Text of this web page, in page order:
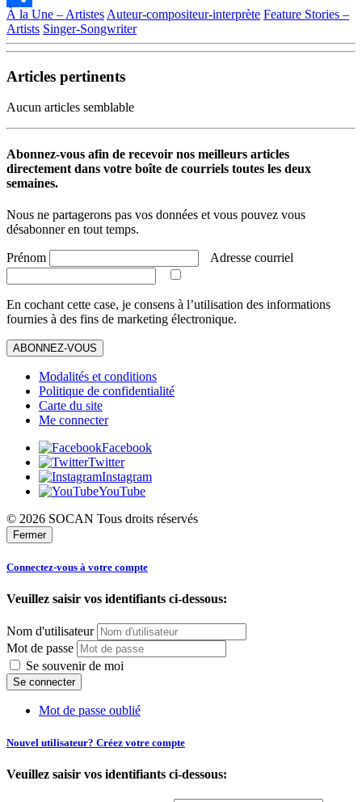
Partager
À la Une – Artistes Auteur-compositeur-interprète Feature Stories –
Artists Singer-Songwriter
Articles pertinents
Aucun articles semblable
Abonnez-vous afin de recevoir nos meilleurs articles
directement dans votre boîte de courriels toutes les deux
semaines.
Nous ne partagerons pas vos données et vous pouvez vous
désabonner en tout temps.
Prénom Adresse courriel
En cochant cette case, je consens à l’utilisation des informations
fournies à des fins de marketing électronique.
ABONNEZ-VOUS
Modalités et conditions
Politique de confidentialité
Carte du site
Me connecter
Facebook
Twitter
Instagram
YouTube
© 2026 SOCAN Tous droits réservés
Fermer
Connectez-vous à votre compte
Veuillez saisir vos identifiants ci-dessous:
Nom d'utilisateur
Mot de passe
Se souvenir de moi
Mot de passe oublié
Nouvel utilisateur? Créez votre compte
Veuillez saisir vos identifiants ci-dessous: